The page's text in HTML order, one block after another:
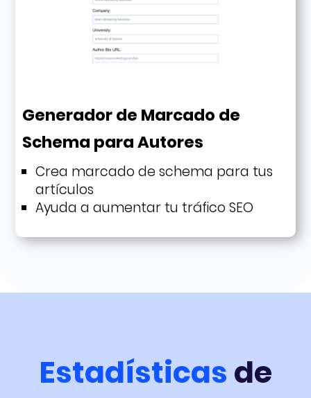
Generador de Marcado de
Schema para Autores
Crea marcado de schema para tus
artículos
Ayuda a aumentar tu tráfico SEO
Estadísticas de